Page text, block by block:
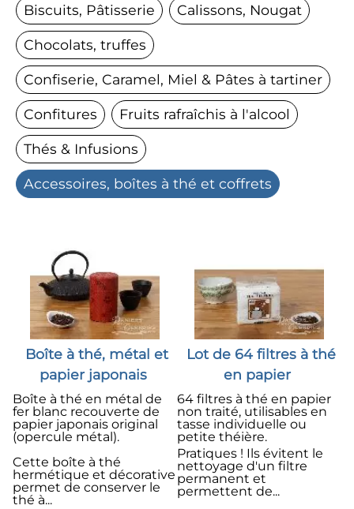
Biscuits, Pâtisserie Calissons, Nougat
Chocolats, truffes
Confiserie, Caramel, Miel & Pâtes à tartiner
Confitures Fruits rafraîchis à l'alcool
Thés & Infusions
Accessoires, boîtes à thé et coffrets
Boîte à thé, métal et
papier japonais
Boîte à thé en métal de
fer blanc recouverte de
papier japonais original
(opercule métal).
Cette boîte à thé
hermétique et décorative
permet de conserver le
thé à...
Lot de 64 filtres à thé
en papier
64 filtres à thé en papier
non traité, utilisables en
tasse individuelle ou
petite théière.
Pratiques ! Ils évitent le
nettoyage d'un filtre
permanent et
permettent de...